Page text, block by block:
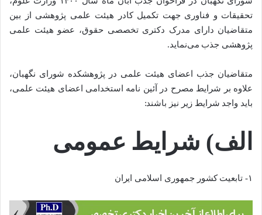
تحقیقات و فناوری جهت تکمیل کادر هیئت علمی پژوهشی از بین
متقاضیان دارای مدرک دکتری تخصصی حقوق، عضو هیئت علمی
پژوهشی جذب می‌نماید.
متقاضیان جذب اعضای هیئت علمی در پژوهشکده شورای نگهبان،
علاوه بر شرایط مصرح در آئین نامه استخدامی اعضای هیئت علمی،
باید واجد شرایط زیر نیز باشند:
الف) شرایط عمومی
۱- تابعیت کشور جمهوری اسلامی ایران